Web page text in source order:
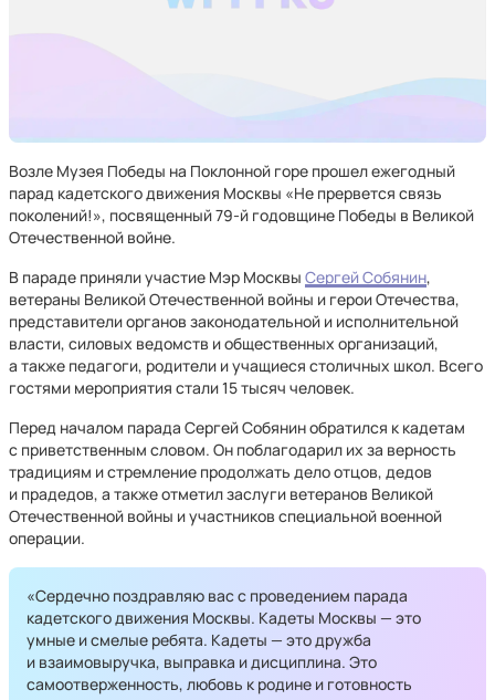
Возле Музея Победы на Поклонной горе прошел ежегодный
парад кадетского движения Москвы «Не прервется связь
поколений!», посвященный 79-й годовщине Победы в Великой
Отечественной войне.
В параде приняли участие Мэр Москвы Сергей Собянин,
ветераны Великой Отечественной войны и герои Отечества,
представители органов законодательной и исполнительной
власти, силовых ведомств и общественных организаций,
а также педагоги, родители и учащиеся столичных школ. Всего
гостями мероприятия стали 15 тысяч человек.
Перед началом парада Сергей Собянин обратился к кадетам
с приветственным словом. Он поблагодарил их за верность
традициям и стремление продолжать дело отцов, дедов
и прадедов, а также отметил заслуги ветеранов Великой
Отечественной войны и участников специальной военной
операции.
«Сердечно поздравляю вас с проведением парада
кадетского движения Москвы. Кадеты Москвы — это
умные и смелые ребята. Кадеты — это дружба
и взаимовыручка, выправка и дисциплина. Это
самоотверженность, любовь к родине и готовность